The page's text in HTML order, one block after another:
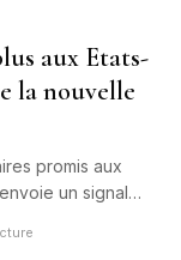
aux Etats-
la nouvelle
promis aux
un signal